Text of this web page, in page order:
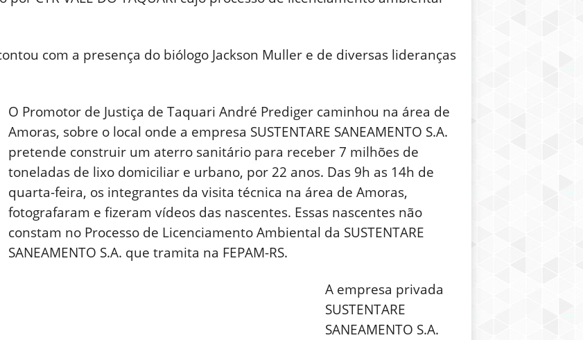
com a presença do biólogo Jackson Muller e de diversas lideranças
O Promotor de Justiça de Taquari André Prediger caminhou na área de
Amoras, sobre o local onde a empresa SUSTENTARE SANEAMENTO S.A.
pretende construir um aterro sanitário para receber 7 milhões de
toneladas de lixo domiciliar e urbano, por 22 anos. Das 9h as 14h de
quarta-feira, os integrantes da visita técnica na área de Amoras,
fotografaram e fizeram vídeos das nascentes. Essas nascentes não
constam no Processo de Licenciamento Ambiental da SUSTENTARE
SANEAMENTO S.A. que tramita na FEPAM-RS.
A empresa privada
SUSTENTARE
SANEAMENTO S.A.